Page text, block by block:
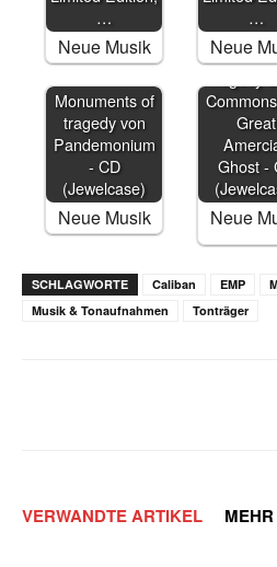
…
Neue Musik
…
Neue
Monuments of
tragedy von
Pandemonium
- CD
(Jewelcase)
Neue Musik
Great
Ghost -
Neue
SCHLAGWORTE Caliban EMP
Musik & Tonaufnahmen
Tonträger
VERWANDTE ARTIKEL